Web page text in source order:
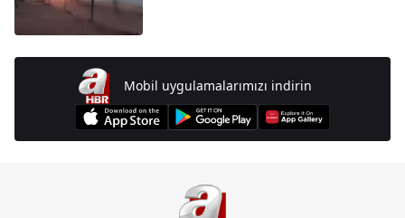
Mobil uygulamalarımızı indirin